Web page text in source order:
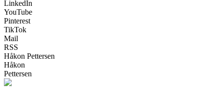
LinkedIn
YouTube
Pinterest
TikTok
Mail
RSS
Håkon Pettersen
Håkon
Pettersen